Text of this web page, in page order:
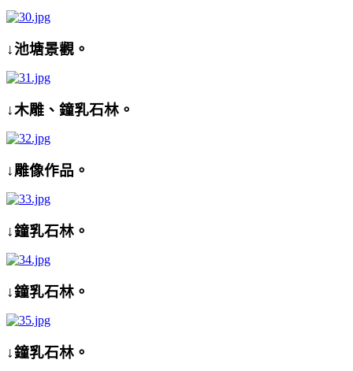
↓池塘景觀。
↓木雕、鐘乳石林。
↓雕像作品。
↓鐘乳石林。
↓鐘乳石林。
↓鐘乳石林。